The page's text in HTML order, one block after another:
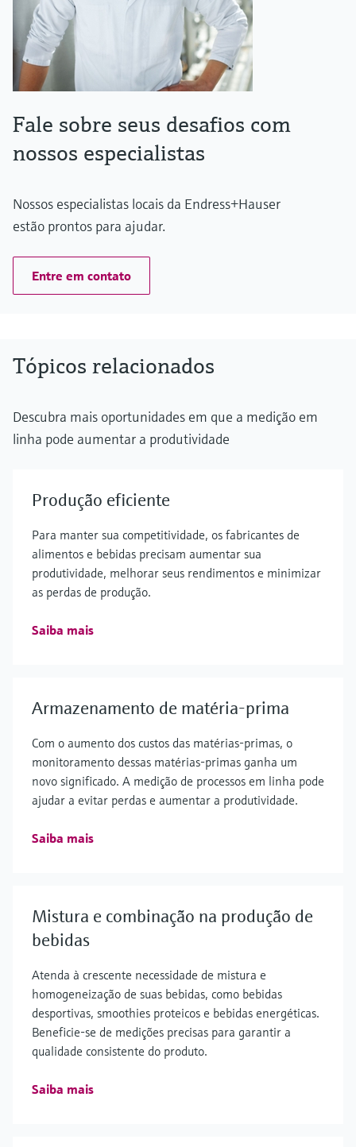
Fale sobre seus desafios com
nossos especialistas
Nossos especialistas locais da Endress+Hauser
estão prontos para ajudar.
Entre em contato
Tópicos relacionados
Descubra mais oportunidades em que a medição em
linha pode aumentar a produtividade
Produção eficiente
Para manter sua competitividade, os fabricantes de
alimentos e bebidas precisam aumentar sua
produtividade, melhorar seus rendimentos e minimizar
as perdas de produção.
Saiba mais
Armazenamento de matéria-prima
Com o aumento dos custos das matérias-primas, o
monitoramento dessas matérias-primas ganha um
novo significado. A medição de processos em linha pode
ajudar a evitar perdas e aumentar a produtividade.
Saiba mais
Mistura e combinação na produção de
bebidas
Atenda à crescente necessidade de mistura e
homogeneização de suas bebidas, como bebidas
desportivas, smoothies proteicos e bebidas energéticas.
Beneficie-se de medições precisas para garantir a
qualidade consistente do produto.
Saiba mais